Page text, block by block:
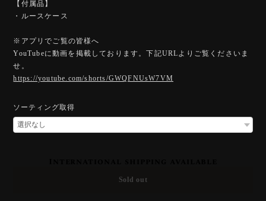
【付属品】
・ルースケース
※アプリでご覧の皆様へ
YouTubeに動画を掲載しております。下記URLよりご覧くださいま
せ。
https://youtube.com/shorts/GWQFNUsW7VM
ソーティング取得
Sold out